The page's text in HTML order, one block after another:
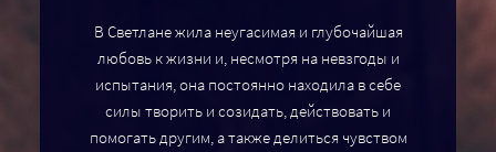
В Светлане жила неугасимая и глубочайшая
любовь к жизни и, несмотря на невзгоды и
испытания, она постоянно находила в себе
силы творить и созидать, действовать и
помогать другим, а также делиться чувством